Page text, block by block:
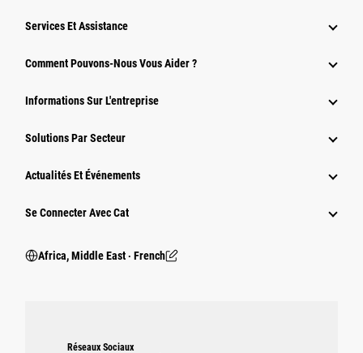
Services Et Assistance
Comment Pouvons-Nous Vous Aider ?
Informations Sur L'entreprise
Solutions Par Secteur
Actualités Et Événements
Se Connecter Avec Cat
Africa, Middle East ‧ French
Réseaux Sociaux